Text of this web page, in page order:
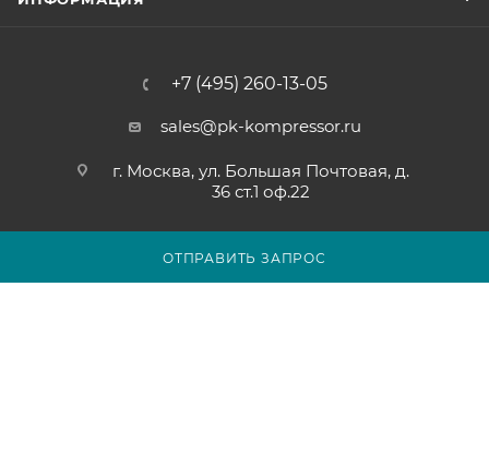
ОТПРАВИТЬ ЗАПРОС
+7 (495) 260-13-05
sales@pk-kompressor.ru
г. Москва, ул. Большая Почтовая, д.
36 ст.1 оф.22